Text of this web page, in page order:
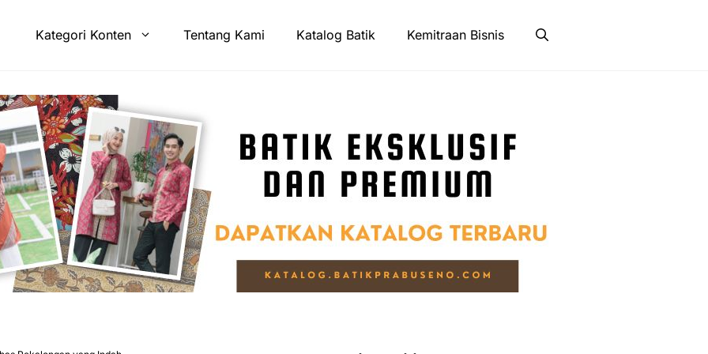
Kategori Konten Tentang Kami Katalog Batik Kemitraan Bisnis